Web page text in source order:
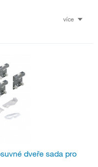
více
dveře sada pro